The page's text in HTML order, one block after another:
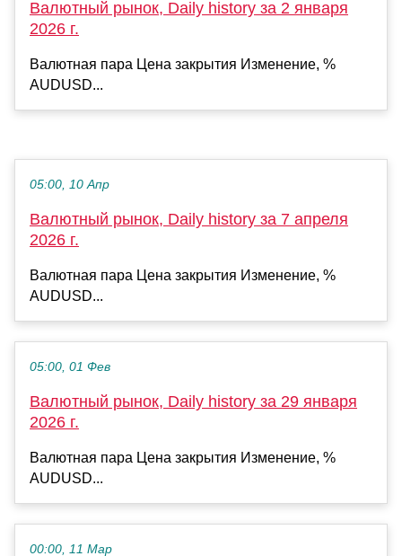
Валютный рынок, Daily history за 2 января
2026 г.
Валютная пара Цена закрытия Изменение, %
AUDUSD...
05:00, 10 Апр
Валютный рынок, Daily history за 7 апреля
2026 г.
Валютная пара Цена закрытия Изменение, %
AUDUSD...
05:00, 01 Фев
Валютный рынок, Daily history за 29 января
2026 г.
Валютная пара Цена закрытия Изменение, %
AUDUSD...
00:00, 11 Мар